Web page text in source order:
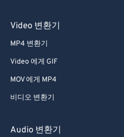
Video 변환기
MP4 변환기
Video 에게 GIF
MOV 에게 MP4
비디오 변환기
Audio 변환기